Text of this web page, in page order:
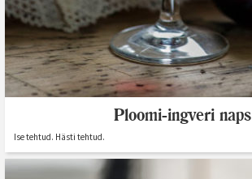
Ploomi-ingveri naps
Ise tehtud. Hästi tehtud.